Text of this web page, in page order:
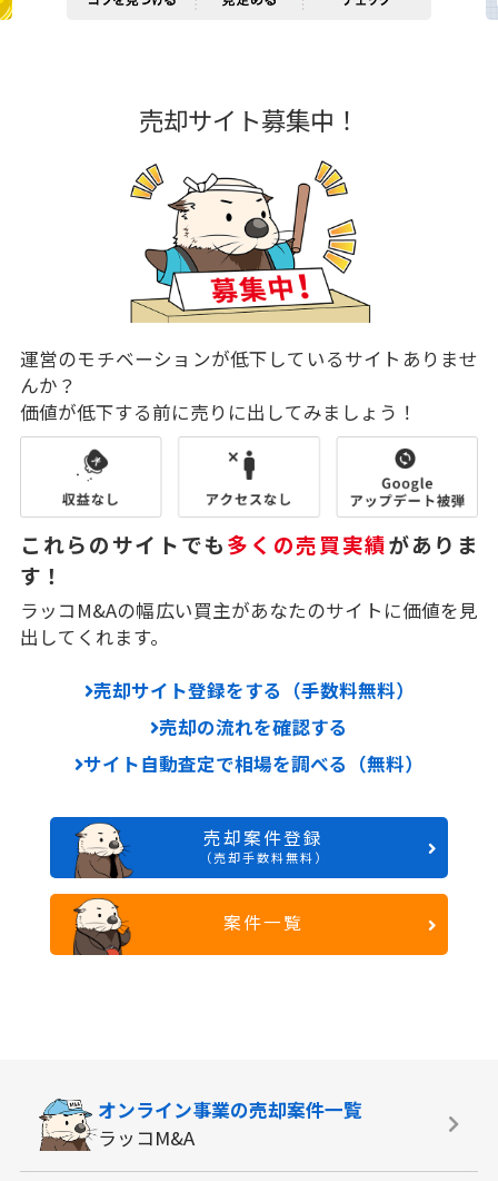
売却サイト募集中！
運営のモチベーションが低下しているサイトありませ
んか？
価値が低下する前に売りに出してみましょう！
これらのサイトでも多くの売買実績がありま
す！
ラッコM&Aの幅広い買主があなたのサイトに価値を見
出してくれます。
売却サイト登録をする（手数料無料）
売却の流れを確認する
サイト自動査定で相場を調べる（無料）
売却案件登録
（売却手数料無料）
案件一覧
オンライン事業の売却案件一覧
ラッコM&A